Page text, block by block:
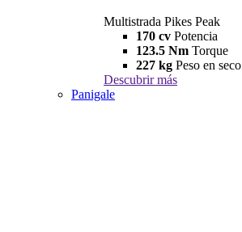
Multistrada Pikes Peak
170 cv Potencia
123.5 Nm Torque
227 kg Peso en seco
Descubrir más
Panigale